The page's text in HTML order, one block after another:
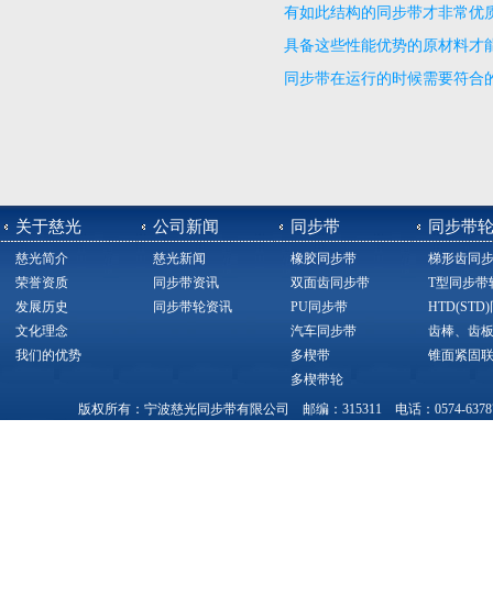
有如此结构的同步带才非常优
具备这些性能优势的原材料才
同步带在运行的时候需要符合
关于慈光
慈光简介
荣誉资质
发展历史
文化理念
我们的优势
公司新闻
慈光新闻
同步带资讯
同步带轮资讯
同步带
橡胶同步带
双面齿同步带
PU同步带
汽车同步带
多楔带
多楔带轮
同步带轮
梯形齿同
T型同步带
齿棒、齿板
锥面紧固
版权所有：宁波慈光同步带有限公司 邮编：315311 电话：0574-